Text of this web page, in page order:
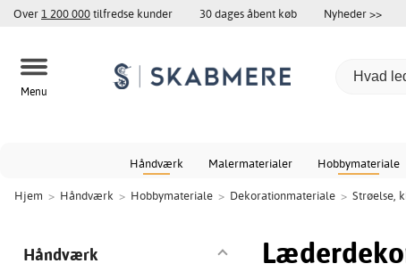
Over1 200 000tilfredse kunder 30 dages åbent køb Nyheder >>
Menu
Håndværk Malermaterialer Hobbymateriale
Hjem > Håndværk > Hobbymateriale > Dekorationmateriale > Strøelse,
Håndværk